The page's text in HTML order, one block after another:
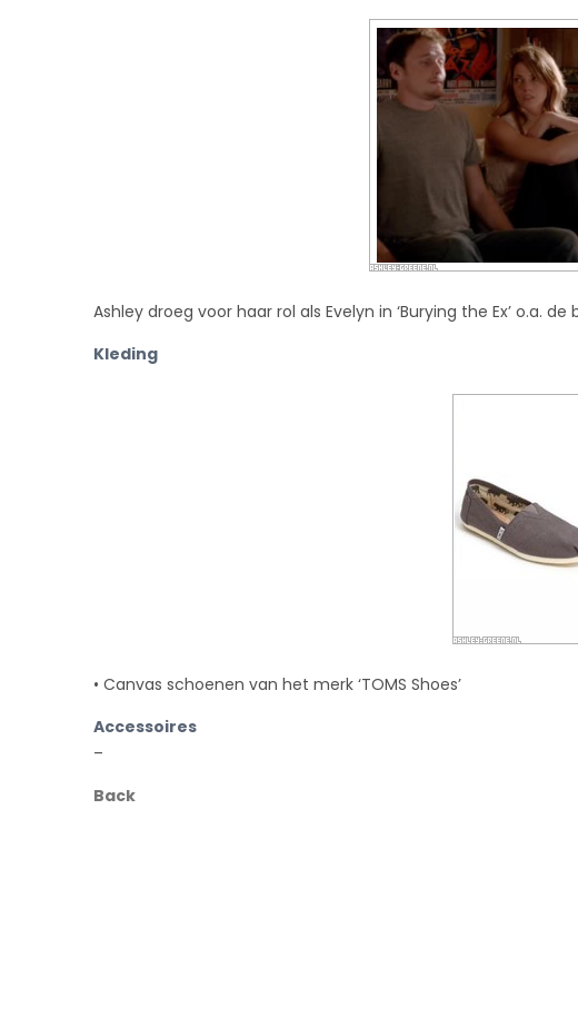
Ashley droeg voor haar rol als Evelyn in ‘Burying the Ex’ o.a.
Kleding
• Canvas schoenen van het merk ‘TOMS Shoes’
Accessoires
–
Back